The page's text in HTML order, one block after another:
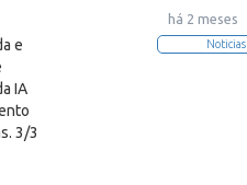
há 2 meses
Noticias
e
IA
3/3